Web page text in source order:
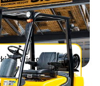
widłowym –